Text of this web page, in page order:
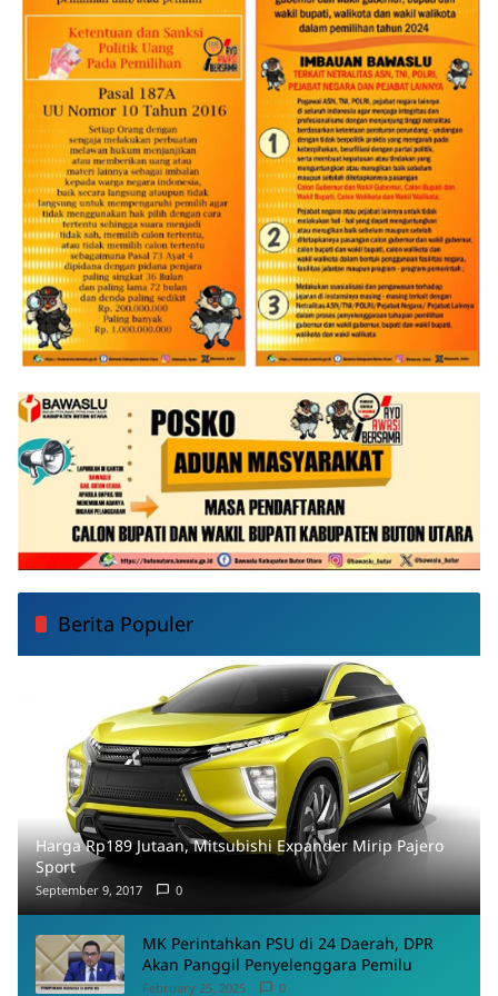
Berita Populer
Harga Rp189 Jutaan, Mitsubishi Expander Mirip Pajero
Sport
September 9, 2017 0
MK Perintahkan PSU di 24 Daerah, DPR
Akan Panggil Penyelenggara Pemilu
February 25, 2025 0